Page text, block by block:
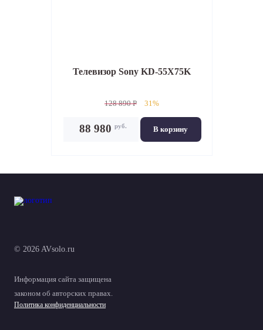
ТелевизорSony KD-55X75K
128 890 P 31%
В корзину
88 980 руб.
© 2026 AVsolo.ru
Информация сайта защищена
законом об авторских правах.
Политика конфиденциальности